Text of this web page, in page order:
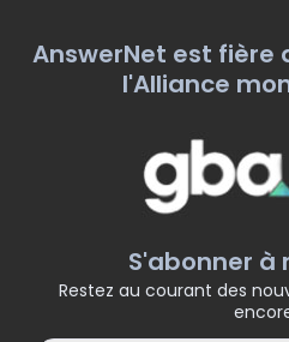
AnswerNet est fière
l'Alliance
S'abonner à
Restez au courant des